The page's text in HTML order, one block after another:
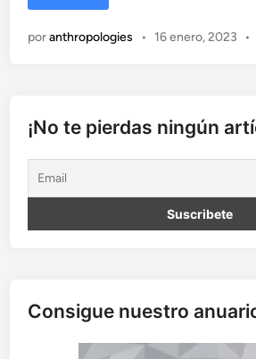
a
o
l
o
s
d
i
u
s
poranthropologies • 16 enero, 2023 •
¡No te pierdas ningún
Consigue nuestro